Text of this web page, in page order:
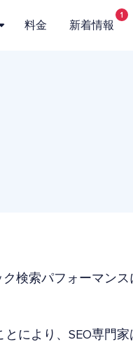
料金 新着情報
1
検索パフォーマンス
により、SEO専門家